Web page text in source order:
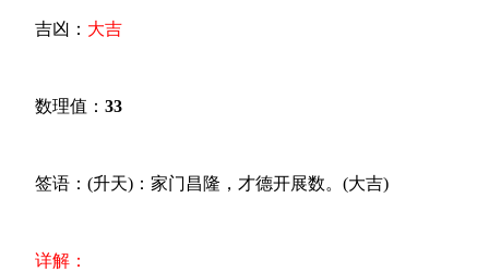
吉凶： 大吉
数理值： 33
签语：(升天)：家门昌隆，才德开展数。(大吉)
详解：